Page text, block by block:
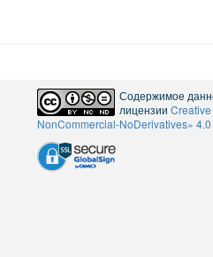
Содержимое
лицензии
NonCommercial-NoDerivatives»